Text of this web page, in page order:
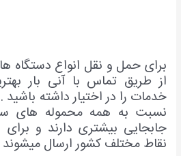
برای حمل و نقل انواع دستگاه
از طریق تماس با آنی بار
خدمات را در اختیار داشته
نسبت به همه محموله های
جابجایی بیشتری دارند و
نقاط مختلف کشور ارسال